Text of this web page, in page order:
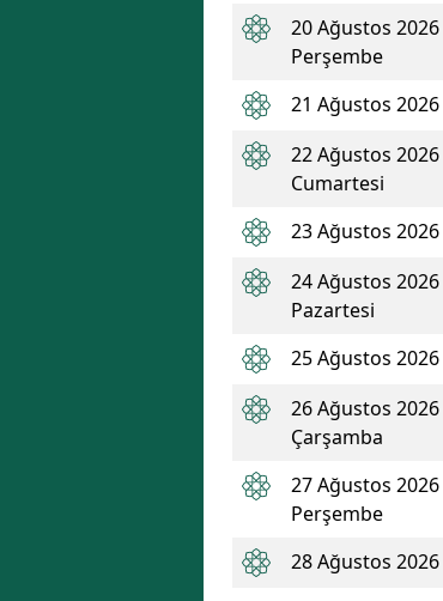
20 Ağustos 2026
Perşembe
21 Ağustos
22 Ağustos 2026
Cumartesi
23 Ağustos
24 Ağustos 2026
Pazartesi
25 Ağustos 2026
26 Ağustos 2026
Çarşamba
27 Ağustos 2026
Perşembe
28 Ağustos